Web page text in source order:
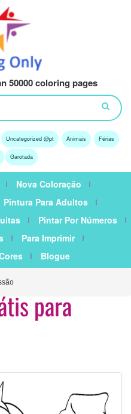
50000 coloring pages
Uncategorized @pt Animais Férias
Garotada
Nova Coloração
Pintura Para Adultos
Pintar Por Números
Para Imprimir
Blogue
para